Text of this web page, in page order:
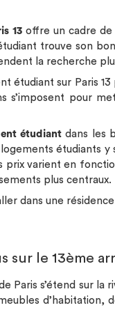
communs
résidence. Pour +
de résidence. La liste
à jour chaque jour,
en temps réel.
13 offre un cadre de
trouve son
la recherche
étudiant sur Paris
s’imposent pour
étudiant dans les
étudiants y
prix varient en
plus centraux.
dans une
sur le 13ème
Paris s’étend sur
d’habitation,